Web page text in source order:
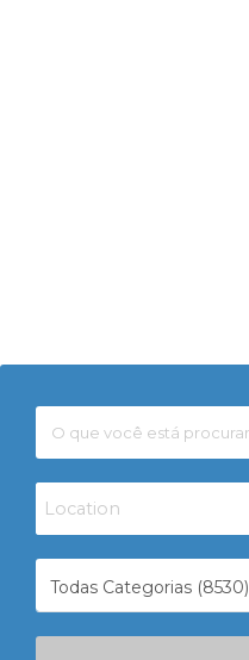
Todas Categorias (8530)